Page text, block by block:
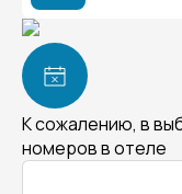
К сожалению, в
номеров в отеле